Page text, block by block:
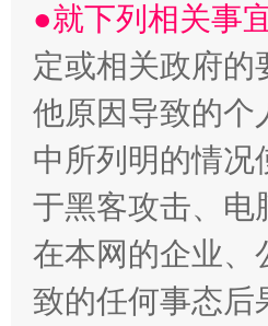
国家大学科技园优化重塑
扯下公款旅游的“隐身衣
●就下列相关事
定或相关政府的
他原因导致的个
中所列明的情况
于黑客攻击、电
在本网的企业、
致的任何事态后